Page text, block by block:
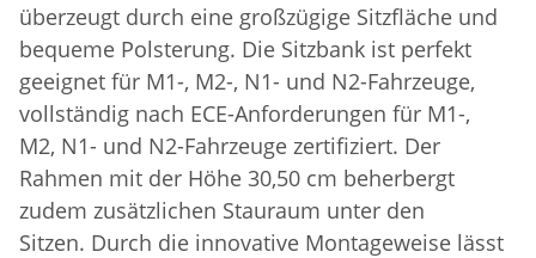
überzeugt durch eine großzügige Sitzfläche und
bequeme Polsterung. Die Sitzbank ist perfekt
geeignet für M1-, M2-, N1- und N2-Fahrzeuge,
vollständig nach ECE-Anforderungen für M1-,
M2, N1- und N2-Fahrzeuge zertifiziert. Der
Rahmen mit der Höhe 30,50 cm beherbergt
zudem zusätzlichen Stauraum unter den
Sitzen. Durch die innovative Montageweise lässt